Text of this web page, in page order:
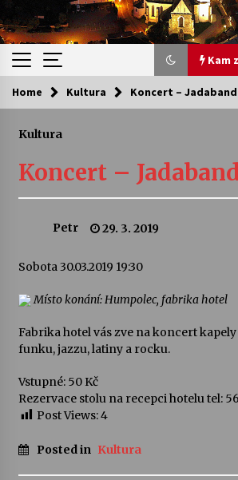
Kam
Kam za kulturou?
Sukuba Ensemble
4. 8. 2026
Vernisáž výstavy Josefíny
kapkou
Veselí muzikanti
28. 7. 2026
Jenakaši
28. 7. 2026
Home Kultura Koncert – Jadaband
Kultura
Koncert –
Petr 29. 3. 2019
Sobota 30.03.2019 19:30
Místo konání: Humpolec, fabrika hotel
Fabrika hotel vás zve na koncert kapely
funku, jazzu, latiny a rocku.
Vstupné: 50 Kč
Rezervace stolu na recepci hotelu tel:
Post Views:4
Posted in Kultura